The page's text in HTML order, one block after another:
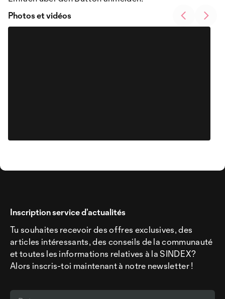
Photos et vidéos
Inscription service d’actualités
Tu souhaites recevoir des offres exclusives, des
articles intéressants, des conseils de la communauté
et toutes les informations relatives à la SINDEX?
Alors inscris-toi maintenant à notre newsletter !